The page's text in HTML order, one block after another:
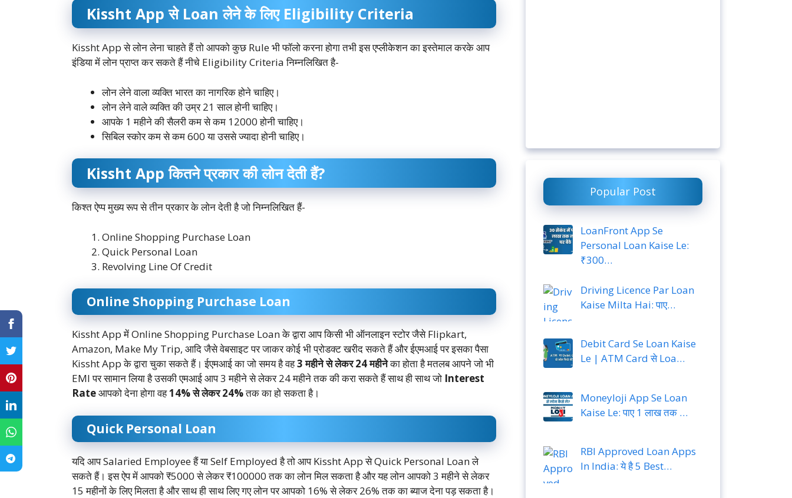
Kissht App से Loan लेने के लिए Eligibility Criteria
Kissht App से लोन लेना चाहते हैं तो आपको कुछ Rule भी फॉलो करना होगा तभी इस एप्लीकेशन का इस्तेमाल करके आप
इंडिया में लोन प्राप्त कर सकते हैं नीचे Eligibility Criteria निम्नलिखित है-
लोन लेने वाला व्यक्ति भारत का नागरिक होने चाहिए।
लोन लेने वाले व्यक्ति की उम्र 21 साल होनी चाहिए।
आपके 1 महीने की सैलरी कम से कम 12000 होनी चाहिए।
सिबिल स्कोर कम से कम 600 या उससे ज्यादा होनी चाहिए।
Kissht App कितने प्रकार की लोन देती हैं?
किश्त ऐप्प मुख्य रूप से तीन प्रकार के लोन देती है जो निम्नलिखित हैं-
Online Shopping Purchase Loan
Quick Personal Loan
Revolving Line Of Credit
Online Shopping Purchase Loan
Kissht App में Online Shopping Purchase Loan के द्वारा आप किसी भी ऑनलाइन स्टोर जैसे Flipkart,
Amazon, Make My Trip, आदि जैसे वेबसाइट पर जाकर कोई भी प्रोडक्ट खरीद सकते हैं और ईएमआई पर इसका पैसा
Kissht App के द्वारा चुका सकते हैं। ईएमआई का जो समय है वह3 महीने से लेकर 24 महीनेका होता है मतलब आपने जो भी
EMI पर सामान लिया है उसकी एमआई आप 3 महीने से लेकर 24 महीने तक की करा सकते हैं साथ ही साथ जो Interest
Rateआपको देना होगा वह14% से लेकर 24%तक का हो सकता है।
Quick Personal Loan
यदि आप Salaried Employee हैं या Self Employed है तो आप Kissht App से Quick Personal Loan ले
सकते हैं। इस ऐप में आपको ₹5000 से लेकर ₹100000 तक का लोन मिल सकता है और यह लोन आपको 3 महीने से लेकर
15 महीनों के लिए मिलता है और साथ ही साथ लिए गए लोन पर आपको 16% से लेकर 26% तक का ब्याज देना पड़ सकता है।
Popular Post
LoanFront App Se
Personal Loan Kaise Le:
₹300…
Driving Licence Par Loan
Kaise Milta Hai: पाए…
Debit Card Se Loan Kaise
Le | ATM Card से Loa…
Moneyloji App Se Loan
Kaise Le: पाए 1 लाख तक …
RBI Approved Loan Apps
In India: ये है 5 Best…